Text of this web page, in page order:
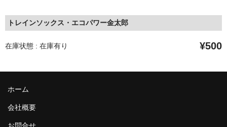
トレインソックス・エコパワー金太郎
在庫状態 : 在庫有り ¥500
ホーム
会社概要
お問合せ